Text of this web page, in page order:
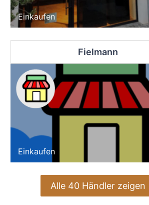
Einkaufen
Fielmann
Einkaufen
Alle 40 Händler zeigen